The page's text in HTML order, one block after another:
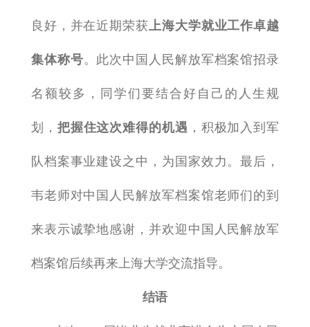
良好，并在近期荣获上海大学就业工作卓越
集体称号。此次中国人民解放军档案馆招录
名额较多，同学们要结合好自己的人生规
划， 把握住这次难得的机遇 ，积极加入到军
队档案事业建设之中，为国家效力。最后，
韦老师对中国人民解放军档案馆老师们的到
来表示诚挚地感谢，并欢迎中国人民解放军
档案馆后续再来上海大学交流指导。
结语